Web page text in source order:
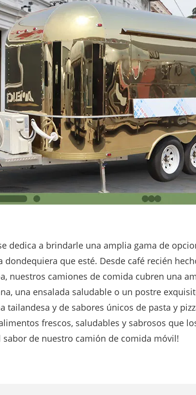
dedica a brindarle una amplia gama de
que esté. Desde café recién
nuestros camiones de comida cubren una
una ensalada saludable o un postre
y de sabores únicos de pasta y
frescos, saludables y sabrosos que
de nuestro camión de comida móvil!